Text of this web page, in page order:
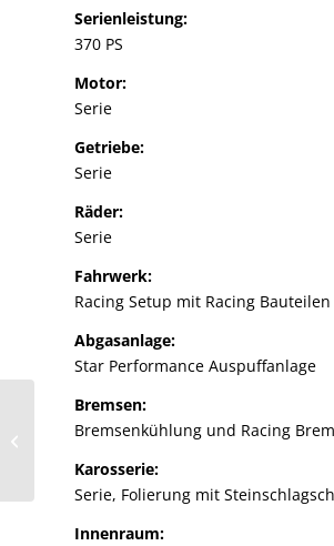
Serienleistung:
370 PS
Motor:
Serie
Getriebe:
Serie
Räder:
Serie
Fahrwerk:
Racing Setup mit Racing Bauteilen
Abgasanlage:
Star Performance Auspuffanlage
Bremsen:
Bremsenkühlung und Racing
Karosserie:
Serie, Folierung mit
Innenraum:
Mercedes AMG GTR